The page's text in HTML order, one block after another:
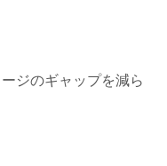
ジのギャップを減ら